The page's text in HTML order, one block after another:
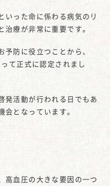
いった命に係わる病気のリ
療が非常に重要です。
防に役立つことから、
て正式に認定されまし
発活動が行われる日でもあ
となっています。
高血圧の大きな要因の一つ